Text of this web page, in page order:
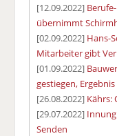
[12.09.2022]
übernimmt
[02.09.2022] Hans-
Mitarbeiter gibt
[01.09.2022]
gestiegen,
[26.08.2022] Kährs:
[29.07.2022]
Senden